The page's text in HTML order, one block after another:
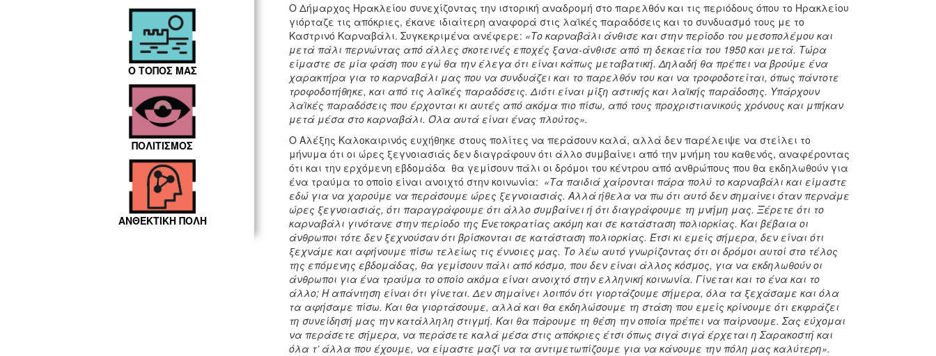
Ο ΤΟΠΟΣ ΜΑΣ
ΠΟΛΙΤΙΣΜΟΣ
ΑΝΘΕΚΤΙΚΗ ΠΟΛΗ
Ο Δήμαρχος Ηρακλείου συνεχίζοντας την ιστορική αναδρομή στο παρελθόν και τις περιόδους όπου το Ηρακλείου
γιόρταζε τις απόκριες, έκανε ιδιαίτερη αναφορά στις λαϊκές παραδόσεις και το συνδυασμό τους με το
Καστρινό Καρναβάλι. Συγκεκριμένα ανέφερε: «Το καρναβάλι άνθισε και στην περίοδο του μεσοπολέμου και
μετά πάλι περνώντας από άλλες σκοτεινές εποχές ξανα-άνθισε από τη δεκαετία του 1950 και μετά. Τώρα
είμαστε σε μία φάση που εγώ θα την έλεγα ότι είναι κάπως μεταβατική. Δηλαδή θα πρέπει να βρούμε ένα
χαρακτήρα για το καρναβάλι μας που να συνδυάζει και το παρελθόν του και να τροφοδοτείται, όπως πάντοτε
τροφοδοτήθηκε, και από τις λαϊκές παραδόσεις. Διότι είναι μίξη αστικής και λαϊκής παράδοσης. Υπάρχουν
λαϊκές παραδόσεις που έρχονται κι αυτές από ακόμα πιο πίσω, από τους προχριστιανικούς χρόνους και μπήκαν
μετά μέσα στο καρναβάλι. Όλα αυτά είναι ένας πλούτος».
Ο Αλέξης Καλοκαιρινός ευχήθηκε στους πολίτες να περάσουν καλά, αλλά δεν παρέλειψε να στείλει το
μήνυμα ότι οι ώρες ξεγνοιασιάς δεν διαγράφουν ότι άλλο συμβαίνει από την μνήμη του καθενός, αναφέροντας
ότι και την ερχόμενη εβδομάδα θα γεμίσουν πάλι οι δρόμοι του κέντρου από ανθρώπους που θα εκδηλωθούν για
ένα τραύμα το οποίο είναι ανοιχτό στην κοινωνία: «Τα παιδιά χαίρονται πάρα πολύ το καρναβάλι και είμαστε
εδώ για να χαρούμε να περάσουμε ώρες ξεγνοιασιάς. Αλλά ήθελα να πω ότι αυτό δεν σημαίνει όταν περνάμε
ώρες ξεγνοιασιάς, ότι παραγράφουμε ότι άλλο συμβαίνει ή ότι διαγράφουμε τη μνήμη μας. Ξέρετε ότι το
καρναβάλι γινότανε στην περίοδο της Ενετοκρατίας ακόμη και σε κατάσταση πολιορκίας. Και βέβαια οι
άνθρωποι τότε δεν ξεχνούσαν ότι βρίσκονται σε κατάσταση πολιορκίας. Έτσι κι εμείς σήμερα, δεν είναι ότι
ξεχνάμε και αφήνουμε πίσω τελείως τις έννοιες μας. Το λέω αυτό γνωρίζοντας ότι οι δρόμοι αυτοί στο τέλος
της επόμενης εβδομάδας, θα γεμίσουν πάλι από κόσμο, που δεν είναι άλλος κόσμος, για να εκδηλωθούν οι
άνθρωποι για ένα τραύμα το οποίο ακόμα είναι ανοιχτό στην ελληνική κοινωνία. Γίνεται και το ένα και το
άλλο; Η απάντηση είναι ότι γίνεται. Δεν σημαίνει λοιπόν ότι γιορτάζουμε σήμερα, όλα τα ξεχάσαμε και όλα
τα αφήσαμε πίσω. Και θα γιορτάσουμε, αλλά και θα εκδηλώσουμε τη στάση που εμείς κρίνουμε ότι εκφράζει
τη συνείδησή μας την κατάλληλη στιγμή. Και θα πάρουμε τη θέση την οποία πρέπει να παίρνουμε. Σας εύχομαι
να περάσετε σήμερα, να περάσετε καλά μέσα στις απόκριες έτσι όπως σιγά σιγά έρχεται η Σαρακοστή και
όλα τ’ άλλα που έχουμε, να είμαστε μαζί να τα αντιμετωπίζουμε για να κάνουμε την πόλη μας καλύτερη».